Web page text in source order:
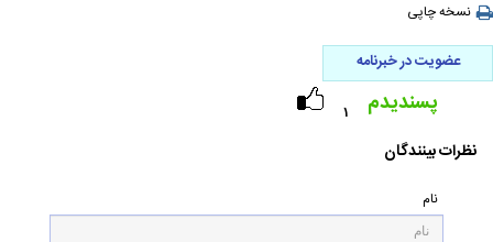
نسخه چاپی
عضویت در خبرنامه
۱ پسندیدم
نظرات بینندگان
نام